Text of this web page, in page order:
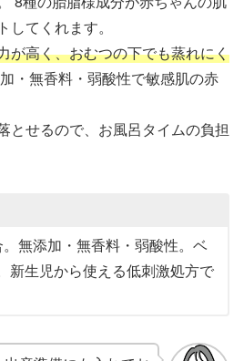
てくれます。
が高く、おむつの下でも蒸れにく
・無香料・弱酸性で敏感肌の赤
とせるので、お風呂タイムの負担
無添加・無香料・弱酸性。ベ
新生児から使える低刺激処方で